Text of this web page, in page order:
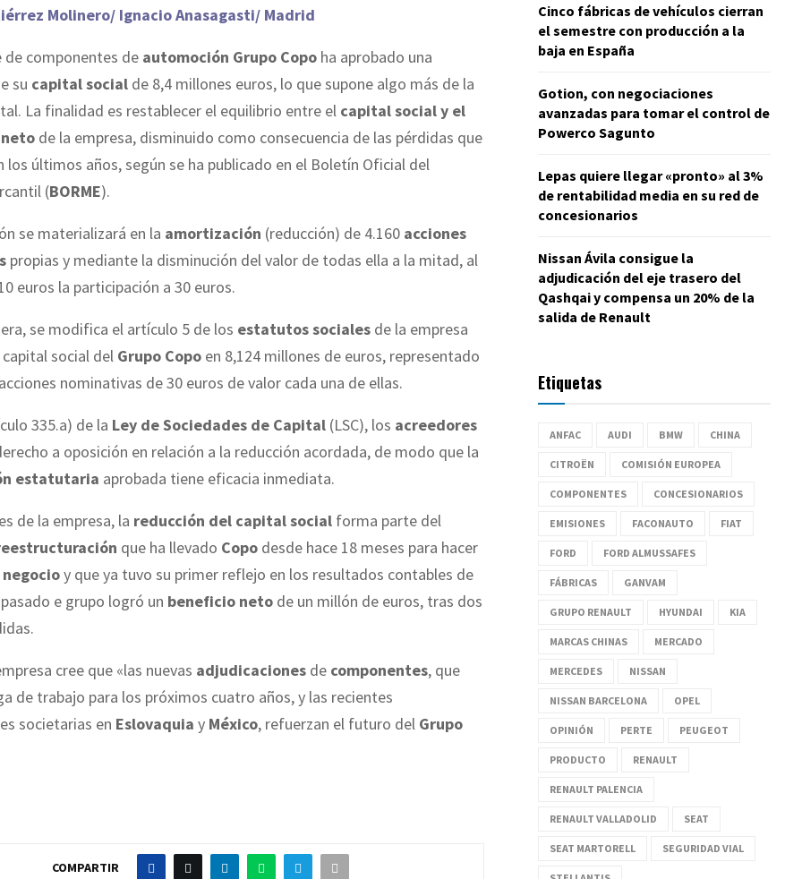
Molinero/ Ignacio Anasagasti/ Madrid
de componentes de automoción Grupo Copo ha aprobado una
su capital social de 8,4 millones euros, lo que supone algo más de la
La finalidad es restablecer el equilibrio entre el capital social y el
de la empresa, disminuido como consecuencia de las pérdidas que
los últimos años, según se ha publicado en el Boletín Oficial del
(BORME).
se materializará en la amortización (reducción) de 4.160 acciones
propias y mediante la disminución del valor de todas ella a la mitad, al
euros la participación a 30 euros.
se modifica el artículo 5 de los estatutos sociales de la empresa
social del Grupo Copo en 8,124 millones de euros, representado
nominativas de 30 euros de valor cada una de ellas.
335.a) de la Ley de Sociedades de Capital (LSC), los acreedores
a oposición en relación a la reducción acordada, de modo que la
estatutaria aprobada tiene eficacia inmediata.
de la empresa, la reducción del capital social forma parte del
que ha llevado Copo desde hace 18 meses para hacer
y que ya tuvo su primer reflejo en los resultados contables de
e grupo logró un beneficio neto de un millón de euros, tras dos
cree que «las nuevas adjudicaciones de componentes, que
de trabajo para los próximos cuatro años, y las recientes
societarias en Eslovaquia y México, refuerzan el futuro del Grupo
COMPARTIR
Cinco fábricas de vehículos cierran
el semestre con producción a la
baja en España
Gotion, con negociaciones
avanzadas para tomar el control de
Powerco Sagunto
Lepas quiere llegar «pronto» al 3%
de rentabilidad media en su red de
concesionarios
Nissan Ávila consigue la
adjudicación del eje trasero del
Qashqai y compensa un 20% de la
salida de Renault
Etiquetas
ANFAC AUDI BMW CHINA
CITROËN COMISIÓN EUROPEA
COMPONENTES CONCESIONARIOS
EMISIONES FACONAUTO FIAT
FORD FORD ALMUSSAFES
FÁBRICAS GANVAM
GRUPO RENAULT HYUNDAI KIA
MARCAS CHINAS MERCADO
MERCEDES NISSAN
NISSAN BARCELONA OPEL
OPINIÓN PERTE PEUGEOT
PRODUCTO RENAULT
RENAULT PALENCIA
RENAULT VALLADOLID SEAT
SEAT MARTORELL SEGURIDAD VIAL